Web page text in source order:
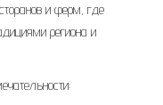
и ферм, где
региона и